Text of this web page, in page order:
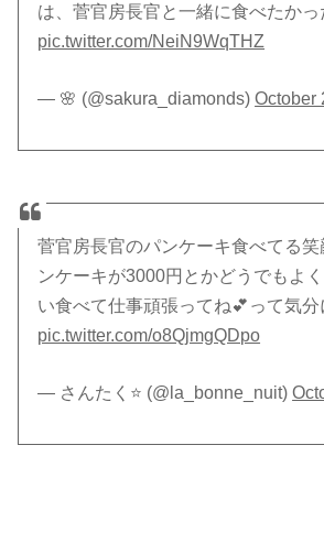
は、菅官房長官と一緒に食べたかっ
pic.twitter.com/NeiN9WqTHZ
— 🌸 (@sakura_diamonds)October
菅官房長官のパンケーキ食べてる
ンケーキが3000円とかどうでもよ
い食べて仕事頑張ってね💕って気分
pic.twitter.com/o8QjmgQDpo
— さんたく⭐️ (@la_bonne_nuit)